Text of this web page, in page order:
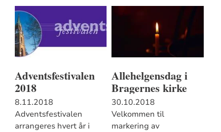
Adventsfestivalen
2018
8.11.2018
Adventsfestivalen
arrangeres hvert år i
Allehelgensdag i
Bragernes kirke
30.10.2018
Velkommen til
markering av